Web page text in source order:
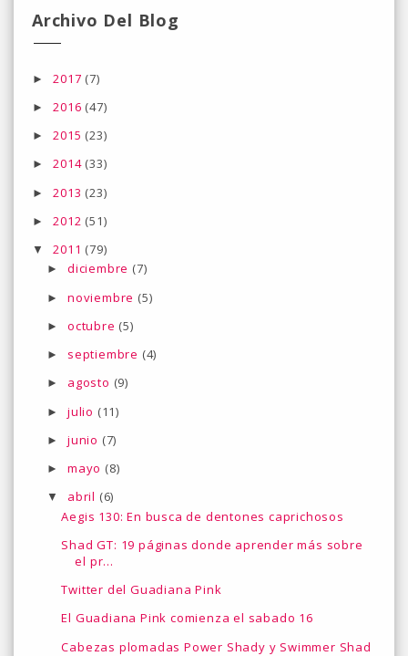
Archivo Del Blog
►2017 (7)
►2016 (47)
►2015 (23)
►2014 (33)
►2013 (23)
►2012 (51)
▼2011 (79)
► diciembre (7)
► noviembre (5)
► octubre (5)
► septiembre (4)
► agosto (9)
► julio (11)
► junio (7)
► mayo (8)
▼ abril (6)
Aegis 130: En busca de dentones caprichosos
Shad GT: 19 páginas donde aprender más sobre
el pr...
Twitter del Guadiana Pink
El Guadiana Pink comienza el sabado 16
Cabezas plomadas Power Shady y Swimmer Shad